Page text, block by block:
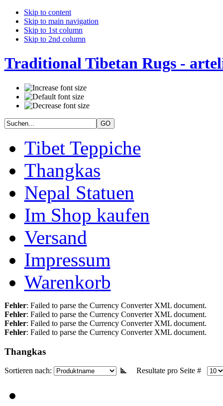
Skip to content
Skip to main navigation
Skip to 1st column
Skip to 2nd column
Traditional Tibetan Rugs -
Tibet Teppiche
Thangkas
Nepal Statuen
Im Shop kaufen
Versand
Impressum
Warenkorb
Fehler: Failed to parse the Currency Converter XML document.
Fehler: Failed to parse the Currency Converter XML document.
Fehler: Failed to parse the Currency Converter XML document.
Fehler: Failed to parse the Currency Converter XML document.
Thangkas
Sortieren nach: Resultate pro Seite #